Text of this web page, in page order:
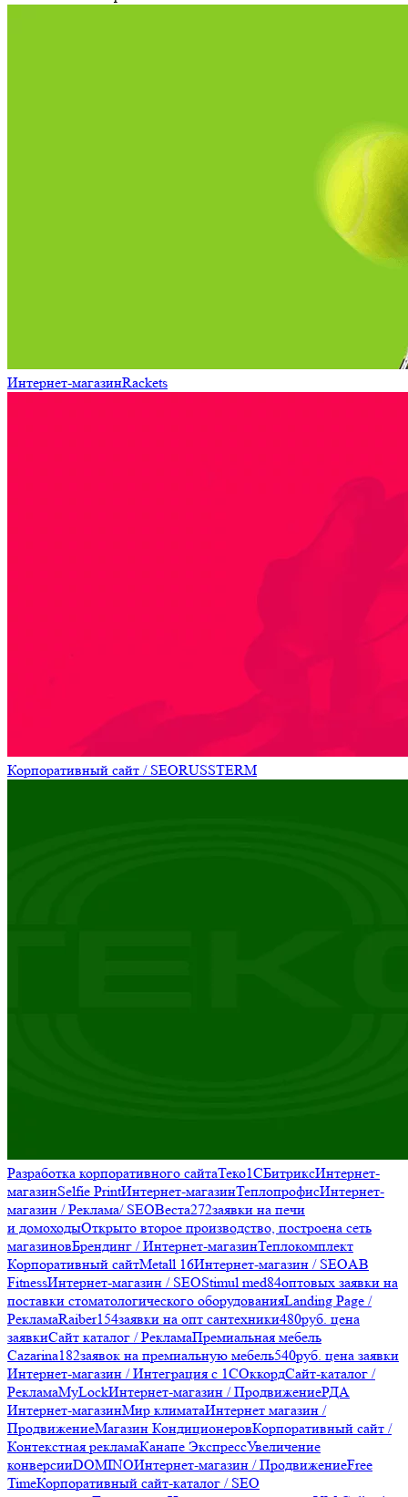
RUSSTERM
и домоходыОткрыто второе производство, построена сеть
магазиновБрендинг / Интернет-магазинТеплокомплект
Корпоративный сайтMetall 16Интернет-магазин / SEOAB Fitness
Интернет-магазин / SEOStimul med84оптовых заявки на
поставки стоматологического оборудованияLanding Page /
РекламаRaiber154заявки на опт сантехники480руб. цена заявки
Сайт каталог / РекламаПремиальная мебель Cazarina182заявок на
премиальную мебель540руб. цена заявкиИнтернет-магазин /
Интеграция с 1СОккордСайт-каталог / РекламаMyLock
Интернет-магазин / ПродвижениеРДАИнтернет-магазинМир
климатаИнтернет магазин / ПродвижениеМагазин
КондиционеровКорпоративный сайт / Контекстная
рекламаКанапе ЭкспрессУвеличение конверсииDOMINO
Интернет-магазин / ПродвижениеFree TimeКорпоративный сайт-
каталог / SEO продвижениеТатагромашИнтернет-магазин
сайтVM CollectionИнтернет магазин / SEORus Body BuildersСайт
каталог / SEOВент ИндустрияКорпоративный сайт Компрессор
МастерИнтернет-магазин / БрендингПухов климатические